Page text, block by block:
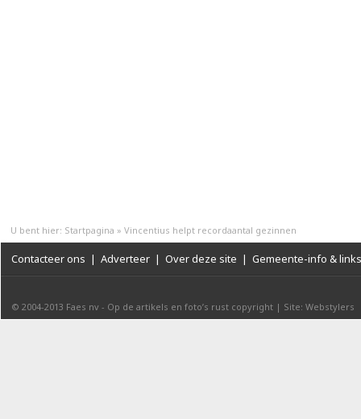
U bent hier: Startpagina » Vincentius helpt recordaantal gezinnen
Contacteer ons | Adverteer | Over deze site | Gemeente-info & links
© 2004-2013 Faes nv - Op de artikels en foto’s rust copyright | Site: Webstylers